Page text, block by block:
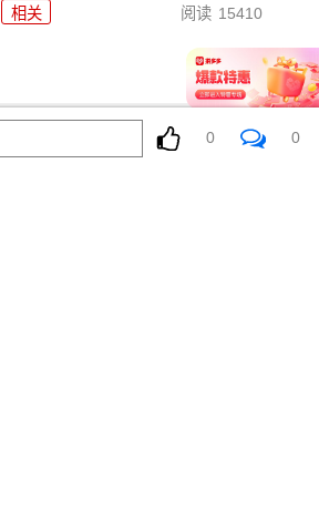
相关 阅读 15410
登陆
0 0